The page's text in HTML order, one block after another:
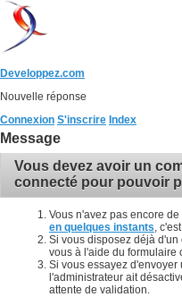
Developpez.com
Nouvelle réponse
Connexion S'inscrire Index
Message
Vous devez avoir un
connecté pour pouvoir
Vous n'avez pas encore
en quelques instants ,
Si vous disposez déjà
vous à l'aide du formulaire
Si vous essayez
l'administrateur ait
attente de validation.